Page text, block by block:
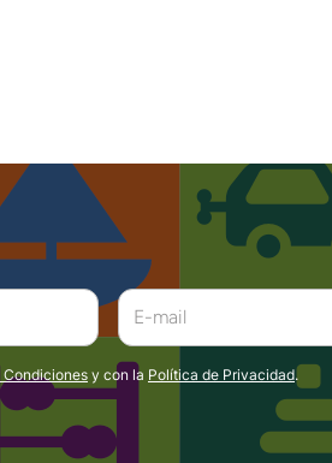
Condicionesy con la Política de Privacidad.